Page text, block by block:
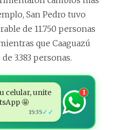
San Pedro tuvo
de 11.750 personas
que Caaguazú
3.383 personas.
celular, unite
🤩
15:35✓✓
1